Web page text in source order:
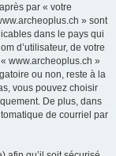
par « votre
» sont
dans le pays qui
d’utilisateur, de votre
www.archeoplus.ch »
ou non, reste à la
vous pouvez choisir
De plus, dans
de courriel par